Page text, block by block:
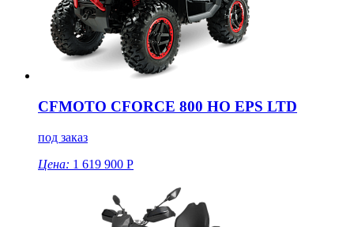
CFMOTO CFORCE 800 HO EPS LTD
под заказ
Цена: 1 619 900 Р